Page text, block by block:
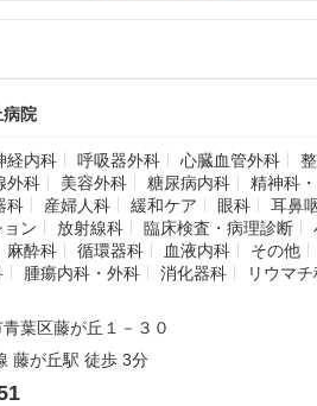
病院
経内科 呼吸器外科 心臓血管外科
外科 美容外科 糖尿病内科
精神科
科 産婦人科 緩和ケア 眼科
耳鼻
ョン
放射線科 臨床検査・病理診断
麻酔科 循環器科 血液内科
その他
腫瘍内科・外科 消化器科
リウマ
葉区藤が丘１－３０
藤が丘駅 徒歩 3分